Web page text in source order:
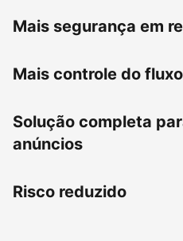
Mais segurança em
Mais controle do
Solução completa
anúncios
Risco reduzido